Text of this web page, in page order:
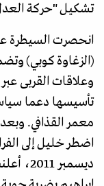
تشكيل "حركة
انحصرت السيطرة
(الزغاوة كوبي)
وعلاقات القربى
تأسيسها دعما
معمر القذافي. وبعد